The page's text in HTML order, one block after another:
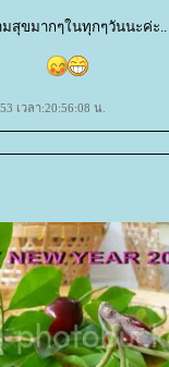
สุขมากๆในทุกๆวันนะค่ะ..
เวลา:20:56:08 น.